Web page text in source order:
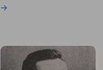
Bővebben